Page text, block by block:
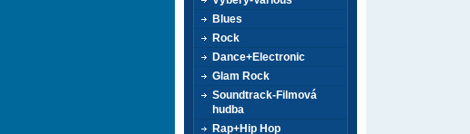
Blues
Rock
Dance+Electronic
Glam Rock
Soundtrack-Filmová
hudba
Rap+Hip Hop